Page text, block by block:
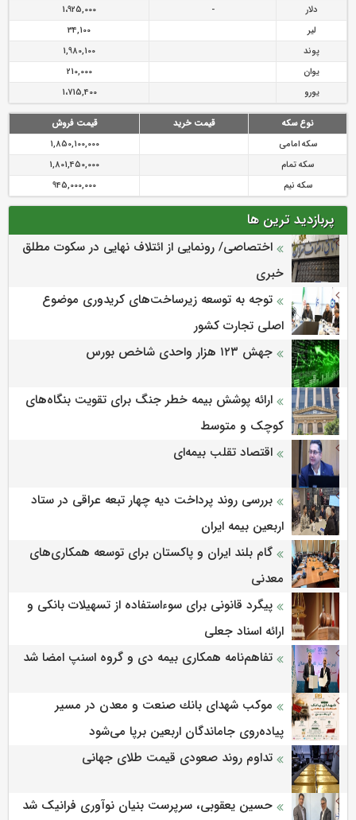
دلار
-
1،925,000
لیر
34,100
پوند
1,980,100
یوان
210,000
یورو
1،715,400
نوع سکه قیمت خرید
قیمت فروش
سکه امامی
1,850,100,000
سکه تمام
1,801,450,000
سکه نیم
945,000,000
پربازدید ترین ها
اختصاصی/ رونمایی از ائتلاف‌ نهایی در سکوت مطلق
خبری
توجه به توسعه زیرساخت‌های کریدوری موضوع
اصلی تجارت کشور
جهش ۱۲۳ هزار واحدی شاخص بورس
ارائه پوشش بیمه خطر جنگ برای تقویت بنگاه‌های
کوچک و متوسط
اقتصاد تقلب بیمه‌ای
بررسی روند پرداخت دیه چهار تبعه عراقی در ستاد
اربعین بیمه ایران
گام بلند ایران و پاکستان برای توسعه همکاری‌های
معدنی
پیگرد قانونی برای سوءاستفاده از تسهیلات بانکی و
ارائه اسناد جعلی
تفاهم‌نامه همکاری بیمه دی و گروه اسنپ امضا شد
موكب شهدای بانك صنعت و معدن در مسیر
پیاده‌روی جاماندگان اربعین برپا می‌شود
تداوم روند صعودی قیمت طلای جهانی
حسین یعقوبی، سرپرست بنیان نوآوری فرانیک شد